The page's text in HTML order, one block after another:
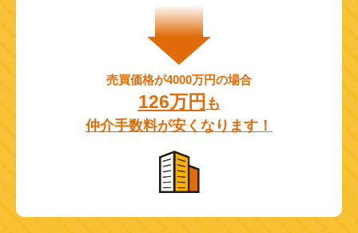
売買価格が4000万円の場合
126万円 も
仲介手数料が安くなります！